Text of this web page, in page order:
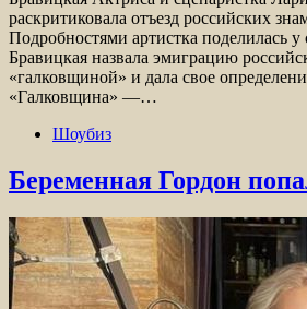
раскритиковала отъезд российских
Подробностями артистка поделилась у
Бравицкая назвала эмиграцию
«галковщиной» и дала свое
«Галковщина» —…
Шоубиз
Беременная Гордон